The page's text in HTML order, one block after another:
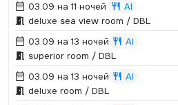
03.09 на 11 ночей
AI
deluxe sea view room / DBL
03.09 на 13 ночей
AI
superior room / DBL
03.09 на 13 ночей
AI
deluxe room / DBL